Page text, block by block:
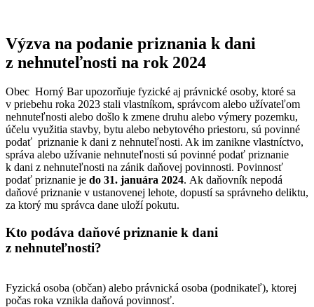
Výzva na podanie priznania k dani
z nehnuteľnosti na rok 2024
Obec Horný Bar upozorňuje fyzické aj právnické osoby, ktoré sa
v priebehu roka 2023 stali vlastníkom, správcom alebo užívateľom
nehnuteľnosti alebo došlo k zmene druhu alebo výmery pozemku,
účelu využitia stavby, bytu alebo nebytového priestoru, sú povinné
podať priznanie k dani z nehnuteľnosti. Ak im zanikne vlastníctvo,
správa alebo užívanie nehnuteľnosti sú povinné podať priznanie
k dani z nehnuteľnosti na zánik daňovej povinnosti. Povinnosť
podať priznanie je do 31. januára 2024. Ak daňovník nepodá
daňové priznanie v ustanovenej lehote, dopustí sa správneho deliktu,
za ktorý mu správca dane uloží pokutu.
Kto podáva daňové priznanie k dani
z nehnuteľnosti?
Fyzická osoba (občan) alebo právnická osoba (podnikateľ), ktorej
počas roka vznikla daňová povinnosť.